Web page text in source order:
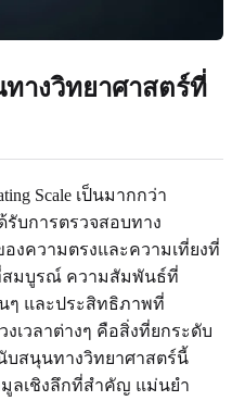
ทางวิทยาศาสตร์ที่
Scale เป็นมากกว่า
รับการตรวจสอบทาง
งความตรงและความเที่ยงที่
สมบูรณ์ ความสัมพันธ์ที่
ๆ และประสิทธิภาพที่
เวลาต่างๆ คือสิ่งที่ยกระดับ
บสนุนทางวิทยาศาสตร์นี้
ลเชิงลึกที่สำคัญ แม่นยำ